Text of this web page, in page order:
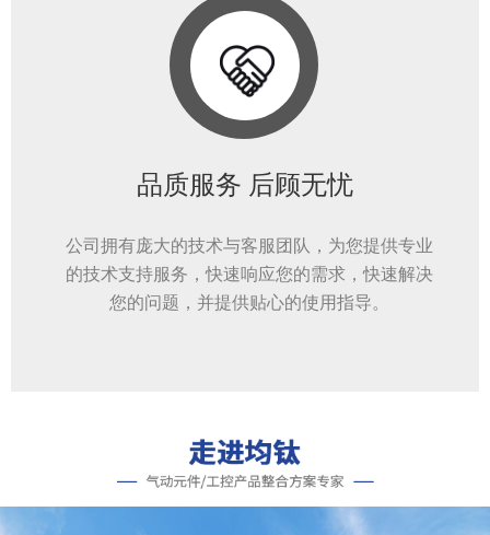
品质服务 后顾无忧
公司拥有庞大的技术与客服团队，为您提供专业
的技术支持服务，快速响应您的需求，快速解决
您的问题，并提供贴心的使用指导。